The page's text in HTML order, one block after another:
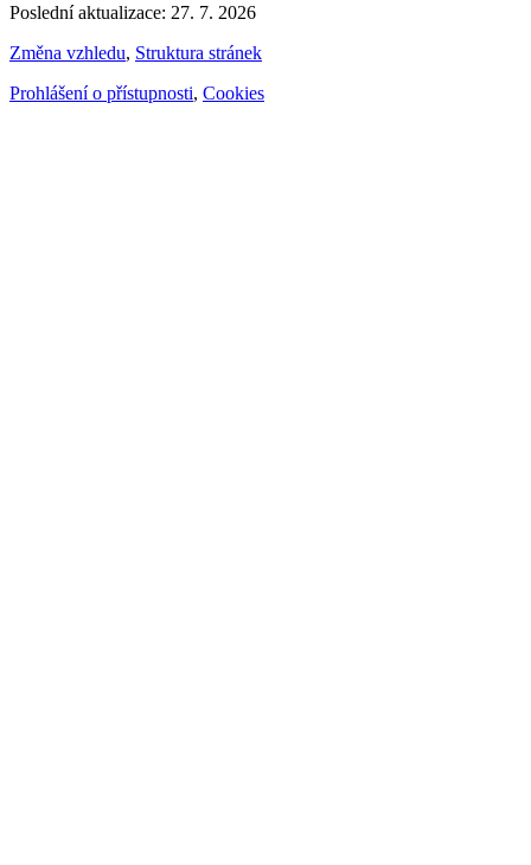
Poslední aktualizace: 27. 7. 2026
Změna vzhledu, Struktura stránek
Prohlášení o přístupnosti, Cookies